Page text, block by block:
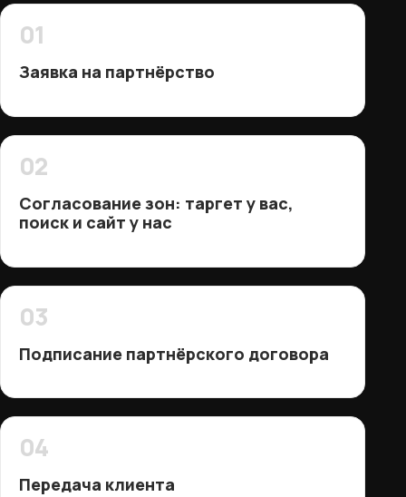
01
Заявка на партнёрство
02
Согласование зон: таргет у вас,
поиск и сайт у нас
03
Подписание партнёрского договора
04
Передача клиента